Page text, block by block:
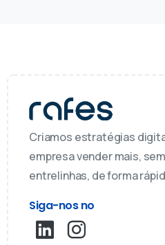
Criamos estratégias
empresa vender mais,
entrelinhas, de forma
Siga-nos no